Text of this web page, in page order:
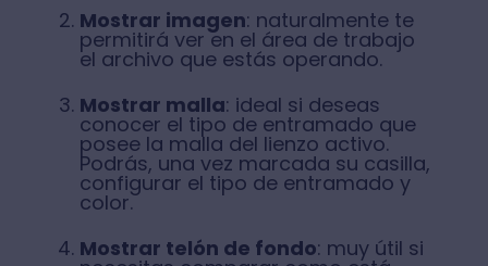
Mostrar imagen: naturalmente te
permitirá ver en el área de trabajo
el archivo que estás operando.
Mostrar malla: ideal si deseas
conocer el tipo de entramado que
posee la malla del lienzo activo.
Podrás, una vez marcada su casilla,
configurar el tipo de entramado y
color.
Mostrar telón de fondo: muy útil si